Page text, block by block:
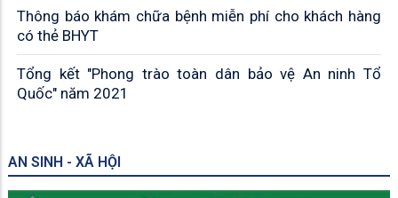
Thông báo khám chữa bệnh miễn phí cho khách hàng
có thẻ BHYT
Tổng kết "Phong trào toàn dân bảo vệ An ninh Tổ
Quốc" năm 2021
AN SINH - XÃ HỘI